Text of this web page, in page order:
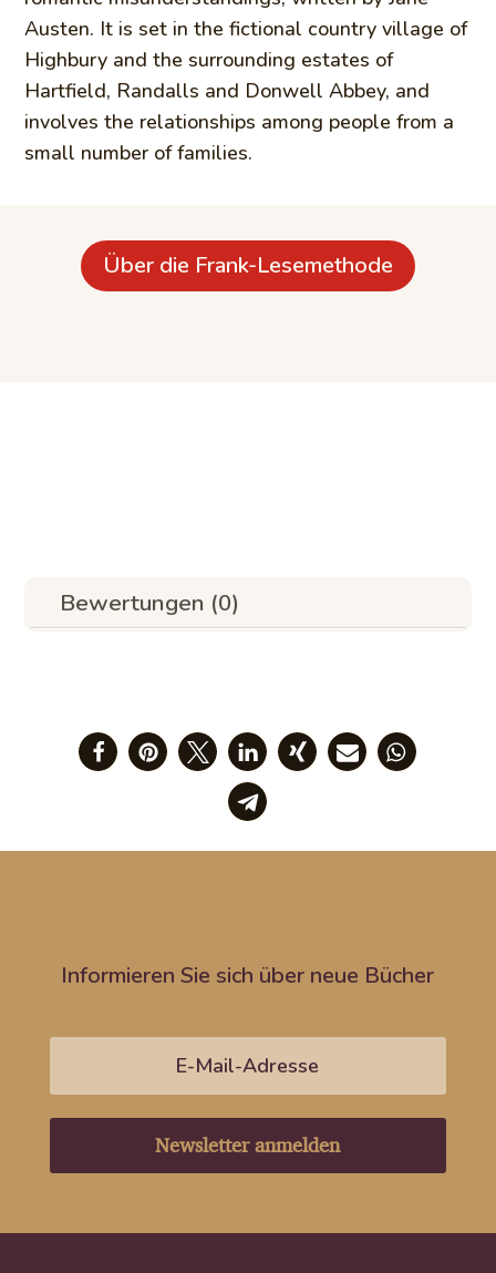
Austen. It is set in the fictional country village of
Highbury and the surrounding estates of
Hartfield, Randalls and Donwell Abbey, and
involves the relationships among people from a
small number of families.
Über die Frank-Lesemethode
Bewertungen (0)
Informieren Sie sich über neue Bücher
Newsletter anmelden